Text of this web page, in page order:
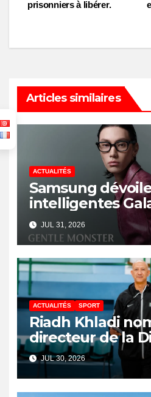
prisonniers à libérer.
Articles similaires
ACTUALITÉS
Samsung
intelligentes
Gemini
JUL 31, 2026
ACTUALITÉS SPORT
Riadh Khladi
directeur de la
Nationale de
JUL 30, 2026